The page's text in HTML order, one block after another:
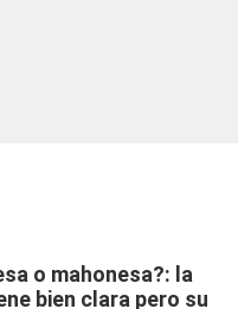
o mahonesa?: la
bien clara pero su